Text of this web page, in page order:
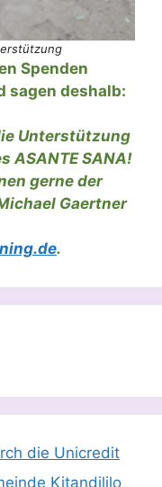
Spenden
sagen deshalb:
Unterstützung
ASANTE SANA!
gerne der
Gaertner
.
die Unicredit
Kitandililo